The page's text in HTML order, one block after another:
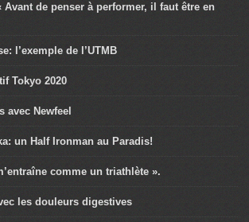
Avant de penser à performer, il faut être en
l’exemple de l’UTMB
Tokyo 2020
avec Newfeel
un Half Ironman au Paradis!
comme un triathlète ».
les douleurs digestives